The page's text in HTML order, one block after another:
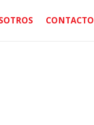
CONTACTO